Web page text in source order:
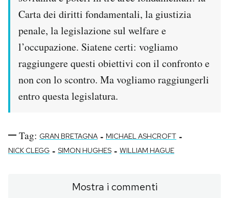
Carta dei diritti fondamentali, la giustizia
penale, la legislazione sul welfare e
l’occupazione. Siatene certi: vogliamo
raggiungere questi obiettivi con il confronto e
non con lo scontro. Ma vogliamo raggiungerli
entro questa legislatura.
Tag: GRAN BRETAGNA - MICHAEL ASHCROFT -
NICK CLEGG - SIMON HUGHES - WILLIAM HAGUE
Mostra i commenti